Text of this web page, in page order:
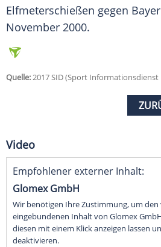
Elfmeterschießen gegen
November 2000.
Quelle:2017 SID (Sport Informationsdienst
Video
Empfohlener externer Inhalt:
Glomex GmbH
Wir benötigen Ihre Zustimmung, um
eingebundenen Inhalt von Glomex
diesen mit einem Klick anzeigen lassen
deaktivieren.